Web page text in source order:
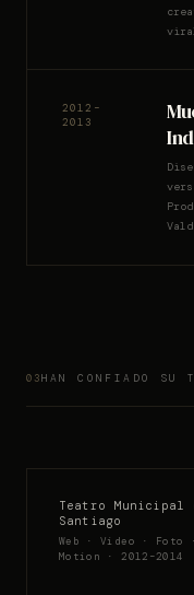
2012–
2013
03HAN CONFIADO SU
Teatro Municipal
Santiago
Web · Video · Foto ·
Motion · 2012–2014